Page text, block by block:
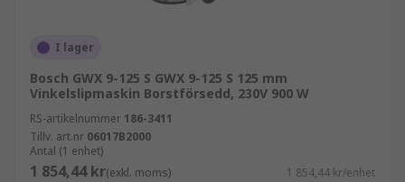
I lager
Bosch GWX 9-125 S GWX 9-125 S 125 mm
Vinkelslipmaskin Borstförsedd, 230V 900 W
RS-artikelnummer 186-3411
Tillv. art.nr 06017B2000
Antal (1 enhet)
1 854,44 kr(exkl. moms) 1 854,44 kr/enhet